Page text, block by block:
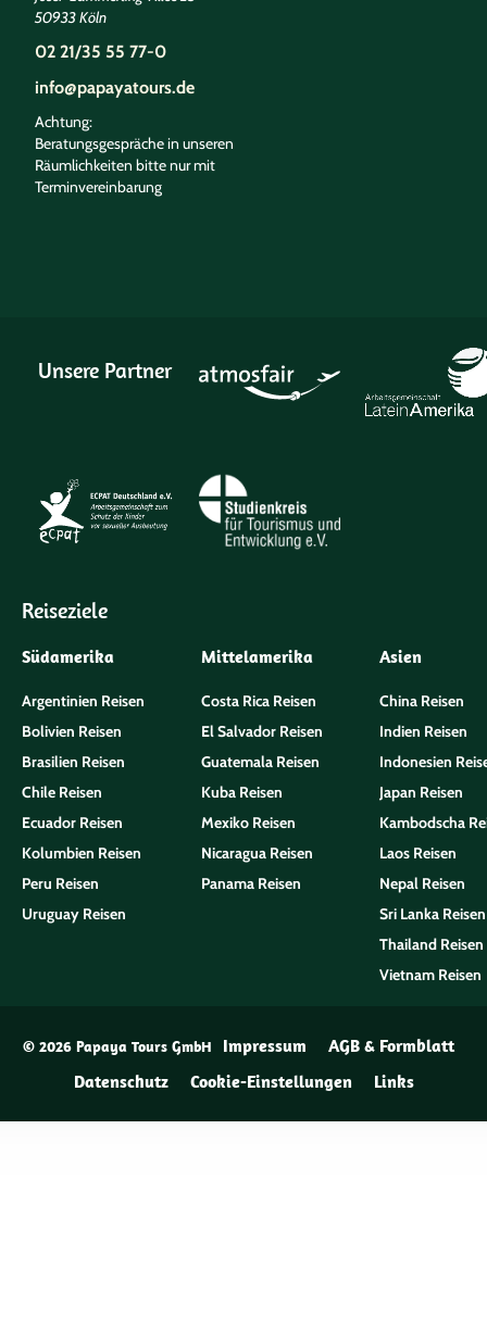
50933 Köln
02 21/35 55 77-0
info@papayatours.de
Achtung:
Beratungsgespräche in unseren
Räumlichkeiten bitte nur mit
Terminvereinbarung
Unsere Partner
Reiseziele
Südamerika
Argentinien Reisen
Bolivien Reisen
Brasilien Reisen
Chile Reisen
Ecuador Reisen
Kolumbien Reisen
Peru Reisen
Uruguay Reisen
Mittelamerika
Costa Rica Reisen
El Salvador Reisen
Guatemala Reisen
Kuba Reisen
Mexiko Reisen
Nicaragua Reisen
Panama Reisen
Asien
China Reisen
Indien Reisen
Indonesien
Japan Reisen
Kambodscha
Laos Reisen
Nepal Reisen
Sri Lanka Reisen
Thailand Reisen
Vietnam Reisen
© 2026 Papaya Tours GmbH Impressum
AGB & Formblatt
Datenschutz
Cookie-Einstellungen Links